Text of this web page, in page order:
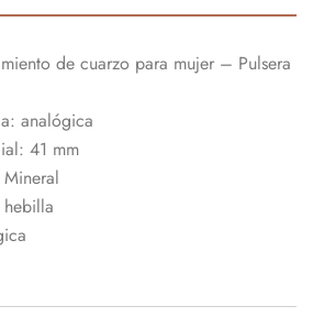
de cuarzo para mujer – Pulsera
analógica
41 mm